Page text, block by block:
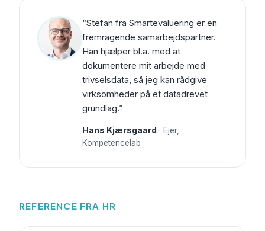
“Stefan fra Smartevaluering er en
fremragende samarbejdspartner.
Han hjælper bl.a. med at
dokumentere mit arbejde med
trivselsdata, så jeg kan rådgive
virksomheder på et datadrevet
grundlag.”
Hans Kjærsgaard · Ejer,
Kompetencelab
REFERENCE FRA HR